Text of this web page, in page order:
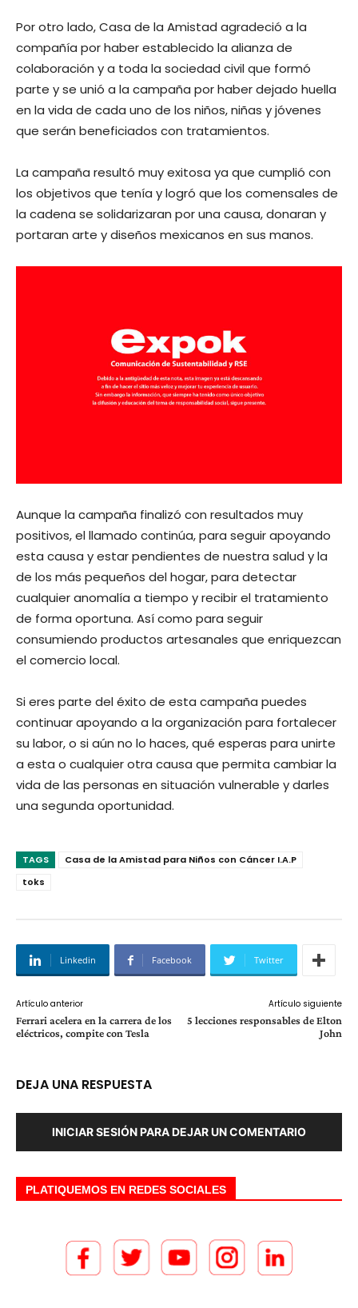
Por otro lado, Casa de la Amistad agradeció a la
compañía por haber establecido la alianza de
colaboración y a toda la sociedad civil que formó
parte y se unió a la campaña por haber dejado huella
en la vida de cada uno de los niños, niñas y jóvenes
que serán beneficiados con tratamientos.
La campaña resultó muy exitosa ya que cumplió con
los objetivos que tenía y logró que los comensales de
la cadena se solidarizaran por una causa, donaran y
portaran arte y diseños mexicanos en sus manos.
Aunque la campaña finalizó con resultados muy
positivos, el llamado continúa, para seguir apoyando
esta causa y estar pendientes de nuestra salud y la
de los más pequeños del hogar, para detectar
cualquier anomalía a tiempo y recibir el tratamiento
de forma oportuna. Así como para seguir
consumiendo productos artesanales que enriquezcan
el comercio local.
Si eres parte del éxito de esta campaña puedes
continuar apoyando a la organización para fortalecer
su labor, o si aún no lo haces, qué esperas para unirte
a esta o cualquier otra causa que permita cambiar la
vida de las personas en situación vulnerable y darles
una segunda oportunidad.
TAGS
Casa de la Amistad para Niños con Cáncer I.A.P
toks
Linkedin Facebook Twitter
Artículo anterior
Ferrari acelera en la carrera de los
eléctricos, compite con Tesla
Artículo siguiente
5 lecciones responsables de Elton
John
DEJA UNA RESPUESTA
INICIAR SESIÓN PARA DEJAR UN COMENTARIO
PLATIQUEMOS EN REDES SOCIALES